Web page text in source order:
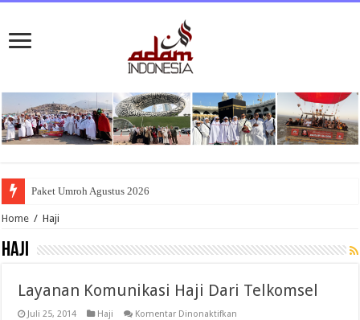
Paket Umroh Agustus 2026
Home / Haji
Haji
Layanan Komunikasi Haji Dari Telkomsel
Juli 25, 2014 Haji Komentar Dinonaktifkan